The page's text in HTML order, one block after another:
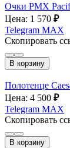
Очки PMX
Цена: 1 570 ₽
Telegram MAX
Скопировать
В корзину
Полотенце
Цена: 4 500 ₽
Telegram MAX
Скопировать
В корзину